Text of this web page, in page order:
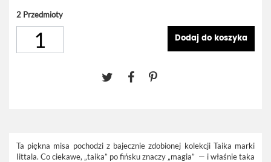
2 Przedmioty
Dodaj do koszyka
Ta piękna misa pochodzi z bajecznie zdobionej kolekcji Taika marki
Iittala. Co ciekawe, „taika” po fińsku znaczy „magia” — i właśnie taka